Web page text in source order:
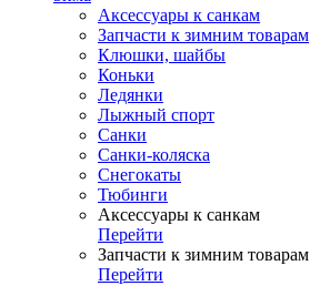
Аксессуары к санкам
Запчасти к зимним товарам
Клюшки, шайбы
Коньки
Ледянки
Лыжный спорт
Санки
Санки-коляска
Снегокаты
Тюбинги
Аксессуары к санкам
Перейти
Запчасти к зимним товарам
Перейти